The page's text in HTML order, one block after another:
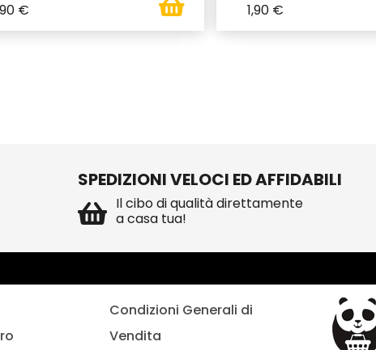
€ 1,90 €
SPEDIZIONI VELOCI ED AFFIDABILI
Il cibo di qualità direttamente
a casa tua!
Condizioni Generali di
Vendita